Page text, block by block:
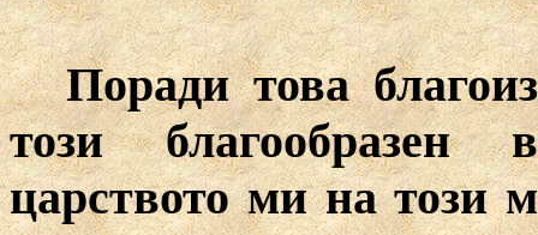
Поради това
този благообразен
царството ми на този